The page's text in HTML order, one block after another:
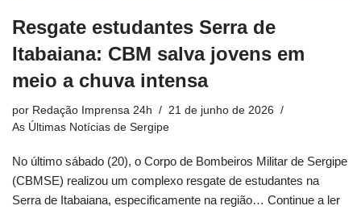
Resgate estudantes Serra de
Itabaiana: CBM salva jovens em
meio a chuva intensa
por Redação Imprensa 24h
21 de junho de 2026
As Últimas Notícias de Sergipe
No último sábado (20), o Corpo de Bombeiros Militar de Sergipe
(CBMSE) realizou um complexo resgate de estudantes na
Serra de Itabaiana, especificamente na região… Continue a ler